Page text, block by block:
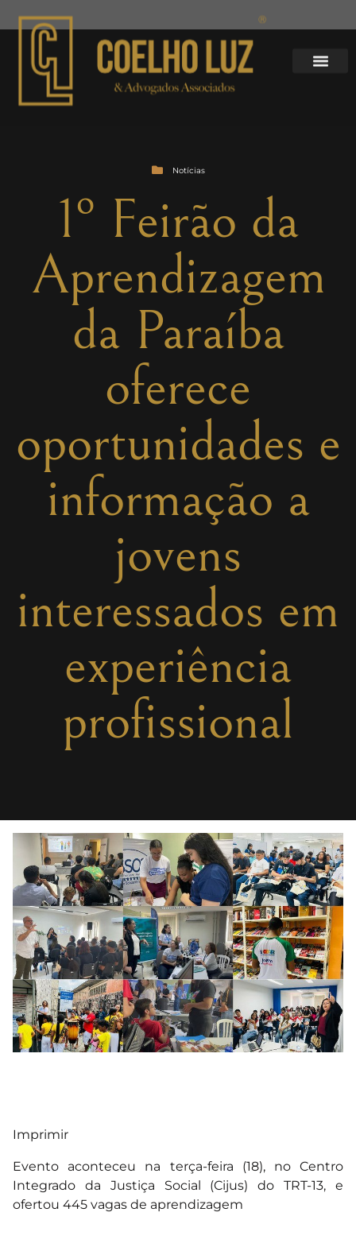
Notícias
1º Feirão da
Aprendizagem
da Paraíba
oferece
oportunidades e
informação a
jovens
interessados em
experiência
profissional
Imprimir
Evento aconteceu na terça-feira (18), no Centro
Integrado da Justiça Social (Cijus) do TRT-13, e
ofertou 445 vagas de aprendizagem